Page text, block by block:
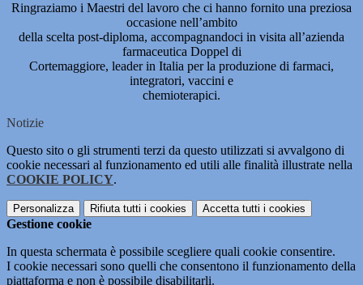
Ringraziamo i Maestri del lavoro che ci hanno fornito una preziosa
occasione nell’ambito
della scelta post-diploma, accompagnandoci in visita all’azienda
farmaceutica Doppel di
Cortemaggiore, leader in Italia per la produzione di farmaci,
integratori, vaccini e
chemioterapici.
Notizie
Questo sito o gli strumenti terzi da questo utilizzati si avvalgono di
cookie necessari al funzionamento ed utili alle finalità illustrate nella
COOKIE POLICY.
Personalizza Rifiuta tutti i cookies Accetta tutti i cookies
Gestione cookie
In questa schermata è possibile scegliere quali cookie consentire.
I cookie necessari sono quelli che consentono il funzionamento della
piattaforma e non è possibile disabilitarli.